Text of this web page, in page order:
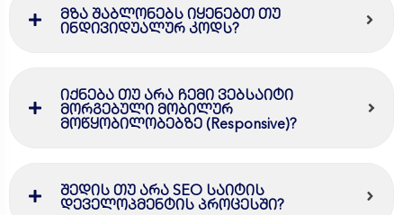
მზა შაბლონებს იყენებთ თუ
ინდივიდუალურ კოდს?
იქნება თუ არა ჩემი ვებსაიტი
მორგებული მობილურ
მოწყობილობებზე (Responsive)?
შედის თუ არა SEO საიტის
დეველოპმენტის პროცესში?